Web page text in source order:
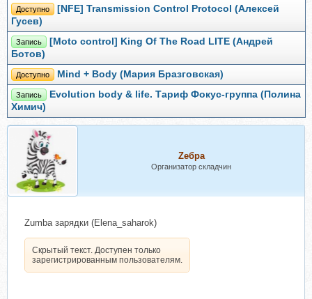
Доступно
[NFE] Transmission Control Protocol (Алексей
Гусев)
Запись
[Moto control] King Of The Road LITE (Андрей
Ботов)
Доступно Mind + Body (Мария Бразговская)
Запись
Evolution body & life. Тариф Фокус-группа (Полина
Химич)
Zебра
Организатор складчин
Zumba зарядки (Elena_saharok)
Скрытый текст. Доступен только
зарегистрированным пользователям.